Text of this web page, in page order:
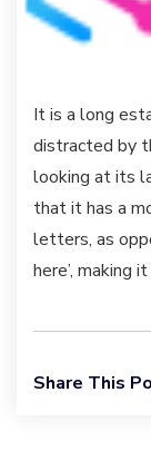
It is a long
distracted by
looking at its
that it has a
letters, as
here’, making
Share This